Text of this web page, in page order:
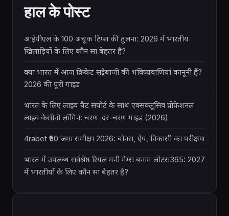
हाल के पोस्ट
आईपीएल के 100 अचूक टिप्स की तुलना: 2026 में भारतीय
खिलाड़ियों के लिए कौन सा बेहतर है?
क्या भारत में आज क्रिकेट सट्टेबाजी की भविष्यवाणियां कानूनी हैं?
2026 की पूरी गाइड
भारत के लिए लाइव चैट सपोर्ट के साथ एक्सक्लूसिव प्रोफेशनल
लाइव कैसीनो लॉगिन: चरण-दर-चरण गाइड (2026)
4rabet ₹50 जमा समीक्षा 2026: बोनस, ऐप, निकासी का परीक्षण
भारत में उपलब्ध सर्वश्रेष्ठ रियल मनी गेम्स बनाम लोटस365: 2027
में भारतीयों के लिए कौन सा बेहतर है?